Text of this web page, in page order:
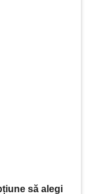
să alegi